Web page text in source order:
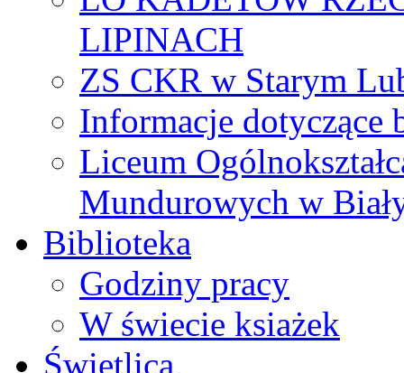
LIPINACH
ZS CKR w Starym
Informacje dotyczące
Liceum
Mundurowych w
Biblioteka
Godziny pracy
W świecie ksiażek
Świetlica